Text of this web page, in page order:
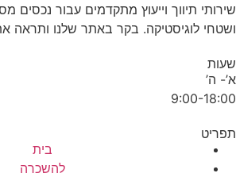
שירותי תיווך וייעוץ מתקדמים עבור נכסים
ושטחי לוגיסטיקה. בקר באתר שלנו ותראה
שעות
א’- ה’
9:00-18:00
תפריט
בית
להשכרה